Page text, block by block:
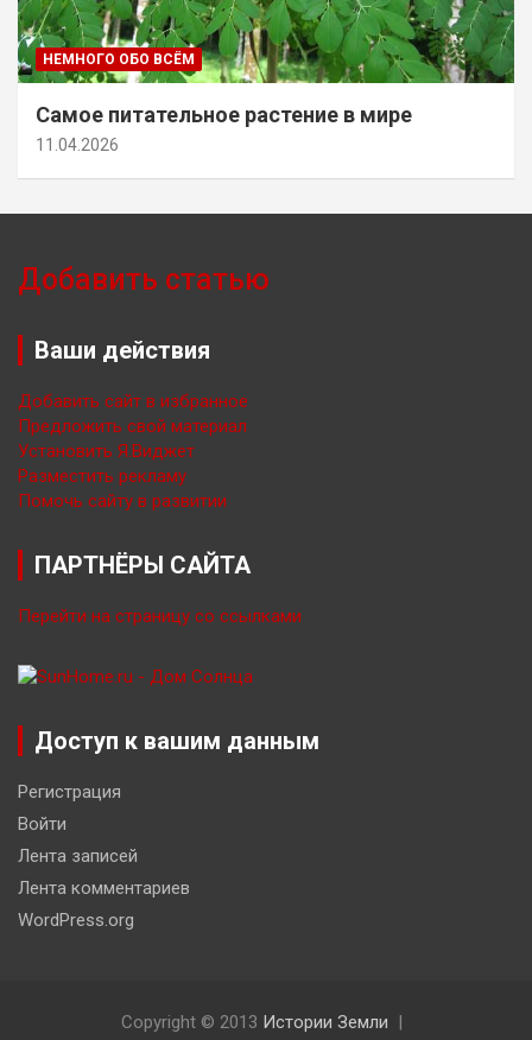
НЕМНОГО ОБО ВСЁМ
Самое питательное растение в мире
11.04.2026
Добавить статью
Ваши действия
Добавить сайт в избранное
Предложить свой материал
Установить Я.Виджет
Разместить рекламу
Помочь сайту в развитии
ПАРТНЁРЫ САЙТА
Перейти на страницу со ссылками
Доступ к вашим данным
Регистрация
Войти
Лента записей
Лента комментариев
WordPress.org
Copyright © 2013 Истории Земли